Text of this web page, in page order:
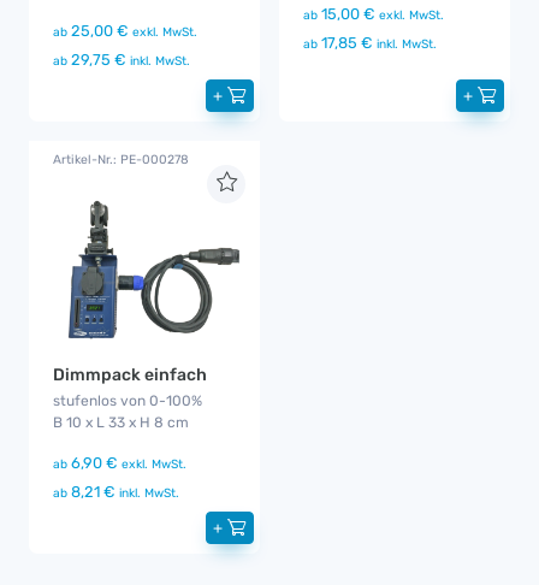
ab 25,00 € exkl. MwSt.
ab 29,75 € inkl. MwSt.
+
ab 15,00 € exkl. MwSt.
ab 17,85 € inkl. MwSt.
+
Artikel-Nr.: PE-000278
Dimmpack einfach
stufenlos von 0-100%
B 10 x L 33 x H 8 cm
ab 6,90 € exkl. MwSt.
ab 8,21 € inkl. MwSt.
+